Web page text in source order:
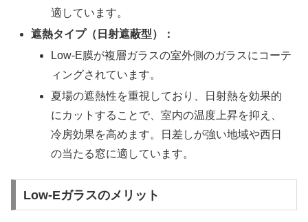
適しています。
遮熱タイプ（日射遮蔽型）：
Low-E膜が複層ガラスの室外側のガラスにコーテ
ィングされています。
夏場の遮熱性を重視しており、日射熱を効果的
にカットすることで、室内の温度上昇を抑え、
冷房効果を高めます。日差しが強い地域や西日
の当たる窓に適しています。
Low-Eガラスのメリット